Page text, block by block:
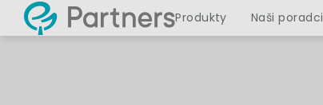
Produkty Naši poradci